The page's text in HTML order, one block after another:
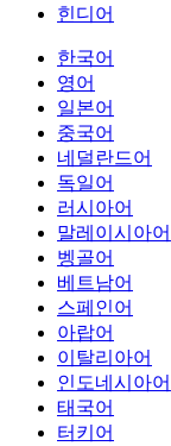
힌디어
한국어
영어
일본어
중국어
네덜란드어
독일어
러시아어
말레이시아어
벵골어
베트남어
스페인어
아랍어
이탈리아어
인도네시아어
태국어
터키어